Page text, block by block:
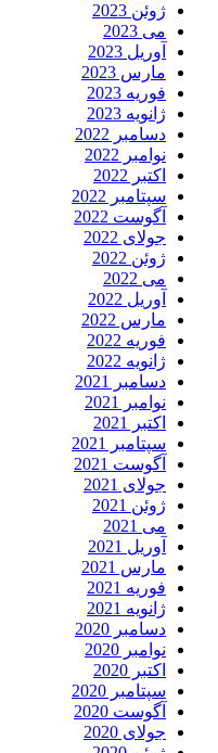
ژوئن 2023
می 2023
آوریل 2023
مارس 2023
فوریه 2023
ژانویه 2023
دسامبر 2022
نوامبر 2022
اکتبر 2022
سپتامبر 2022
آگوست 2022
جولای 2022
ژوئن 2022
می 2022
آوریل 2022
مارس 2022
فوریه 2022
ژانویه 2022
دسامبر 2021
نوامبر 2021
اکتبر 2021
سپتامبر 2021
آگوست 2021
جولای 2021
ژوئن 2021
می 2021
آوریل 2021
مارس 2021
فوریه 2021
ژانویه 2021
دسامبر 2020
نوامبر 2020
اکتبر 2020
سپتامبر 2020
آگوست 2020
جولای 2020